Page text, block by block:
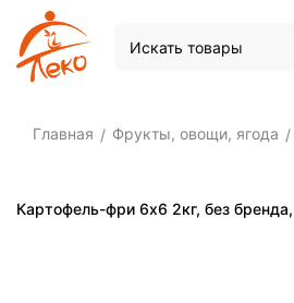
Главная / Фрукты, овощи, ягода /
Картофель-фри 6х6 2кг, без